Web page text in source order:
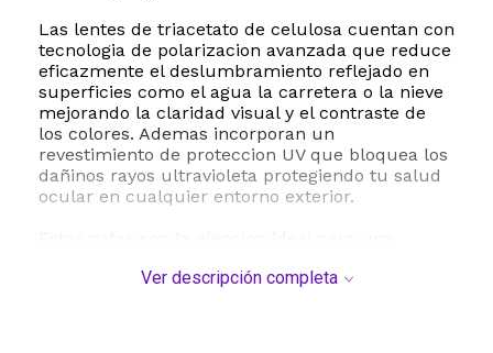
Las lentes de triacetato de celulosa cuentan con
tecnologia de polarizacion avanzada que reduce
eficazmente el deslumbramiento reflejado en
superficies como el agua la carretera o la nieve
mejorando la claridad visual y el contraste de
los colores. Ademas incorporan un
revestimiento de proteccion UV que bloquea los
dañinos rayos ultravioleta protegiendo tu salud
ocular en cualquier entorno exterior.
como la pesca los deportes acuaticos la
Ver descripción completa